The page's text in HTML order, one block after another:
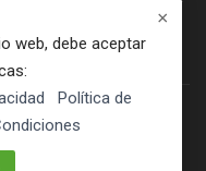
para invitados
web, debe aceptar
Política de